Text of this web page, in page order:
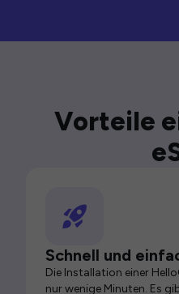
Vorteile
Schnell und
Die Installation einer
nur wenige Minuten. Es